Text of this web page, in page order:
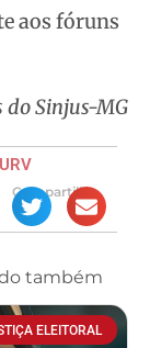
aos fóruns
do Sinjus-MG
URV
Compartilhe
também
ELEITORAL